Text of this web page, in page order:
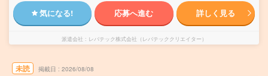
気になる! 応募へ進む 詳しく見る
派遣会社 レバテック株式会社（レバテッククリエイター）
未読 掲載日 2026/08/08